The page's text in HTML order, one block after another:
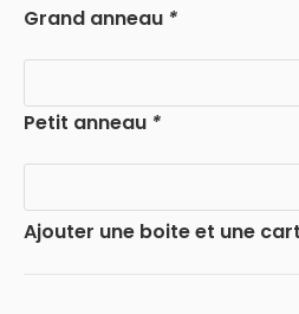
Grand anneau *
Petit anneau *
Ajouter une boite et une